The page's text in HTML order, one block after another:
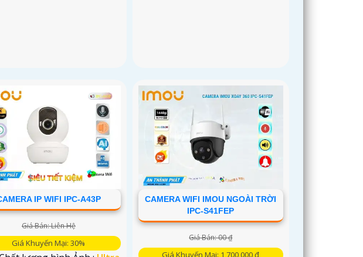
IP WIFI IPC-A43P
Giá Bán: Liên Hệ
Giá Khuyến Mại: 30%
CAMERA WIFI IMOU NGOÀI TRỜI
IPC-S41FEP
Giá Bán: 00 ₫
Giá Khuyến Mại: 1,700,000 ₫